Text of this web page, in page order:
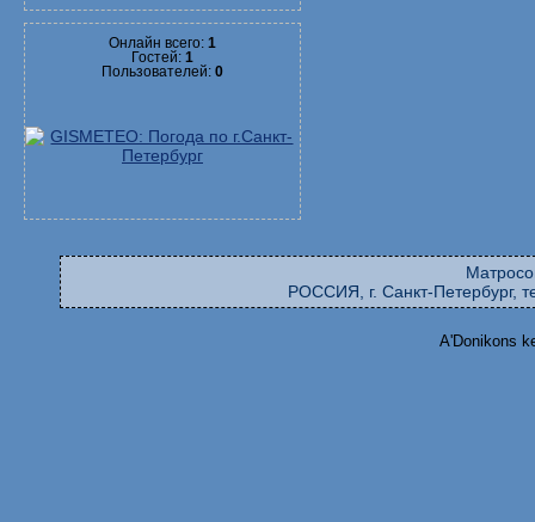
Онлайн всего: 1
Гостей: 1
Пользователей: 0
РОССИЯ, г. Санкт-Петербург,
A'Donikons